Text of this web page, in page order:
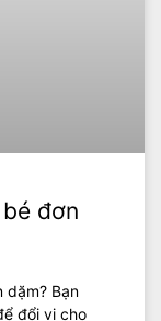
đơn
dặm? Bạn
đổi vị cho